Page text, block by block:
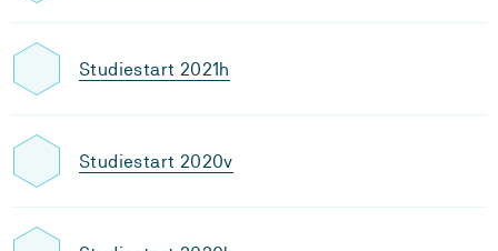
Studiestart 2021h
Studiestart 2020v